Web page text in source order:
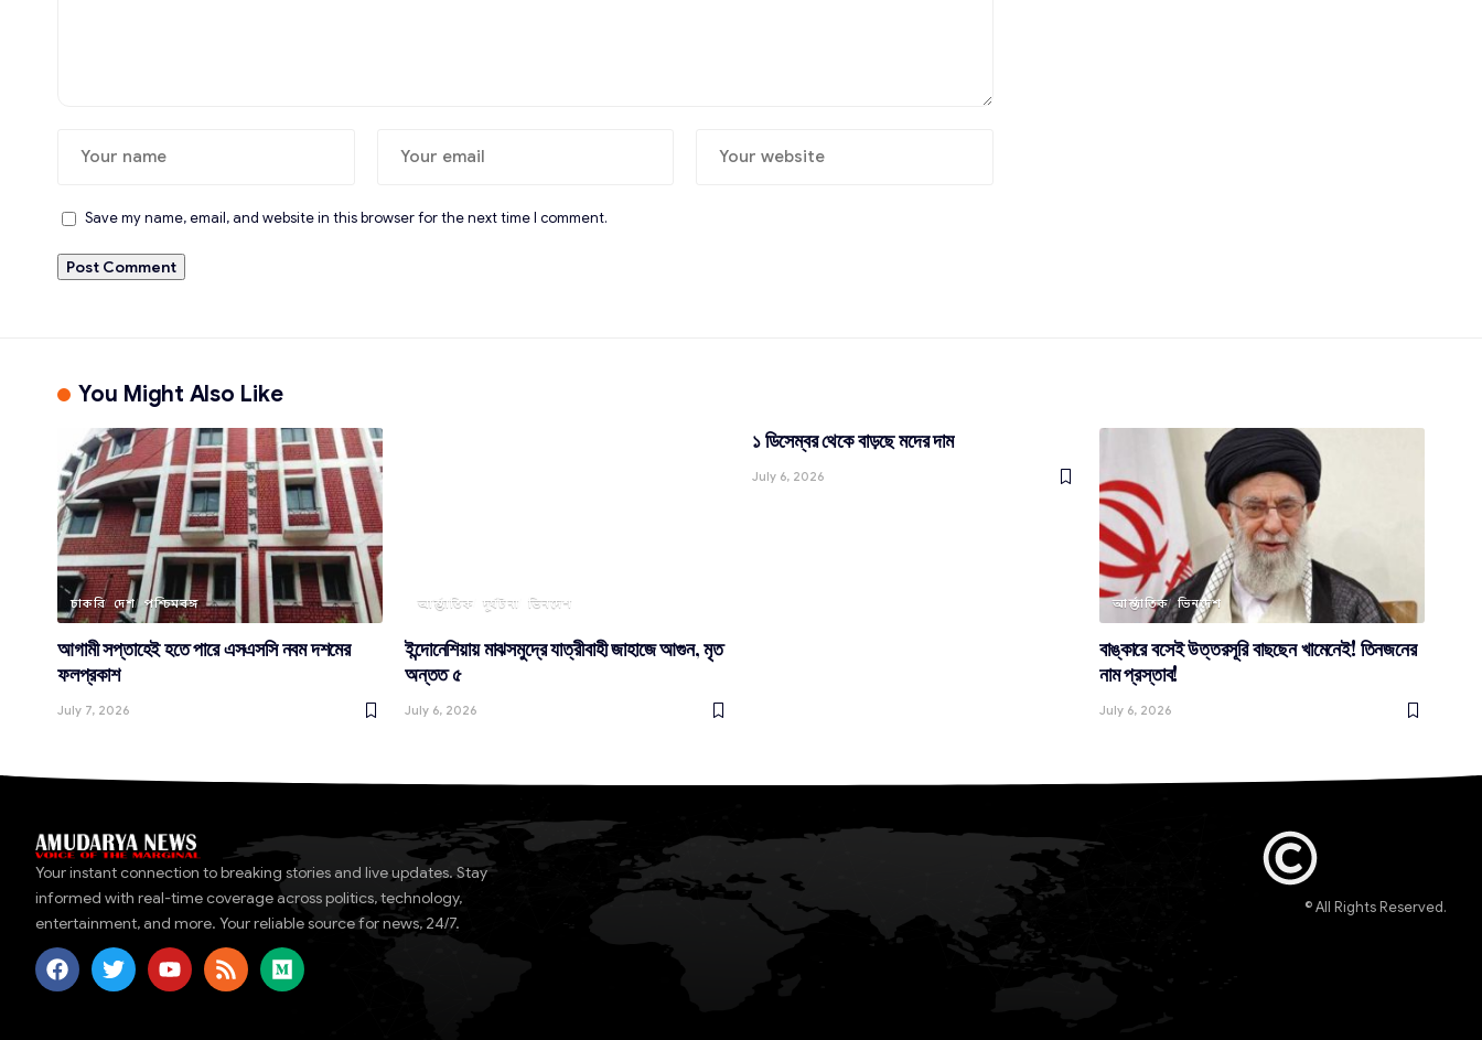
Save my name, email, and website in this browser for the next time I comment.
You Might Also Like
চাকরি দেশ পশ্চিমবঙ্গ
আগামী সপ্তাহেই হতে পারে এসএসসি নবম দশমের
ফলপ্রকাশ
July 7, 2026
আন্তর্জাতিক দুর্ঘটনা ভিনদেশ
ইন্দোনেশিয়ায় মাঝসমুদ্রে যাত্রীবাহী জাহাজে আগুন, মৃত
অন্তত ৫
July 6, 2026
১ ডিসেম্বর থেকে বাড়ছে মদের দাম
July 6, 2026
আন্তর্জাতিক ভিনদেশ
বাঙ্কারে বসেই উত্তরসূরি বাছছেন খামেনেই! তিনজনের
নাম প্রস্তাব!
July 6, 2026
Your instant connection to breaking stories and live updates. Stay
informed with real-time coverage across politics, technology,
entertainment, and more. Your reliable source for news, 24/7.
© All Rights Reserved.